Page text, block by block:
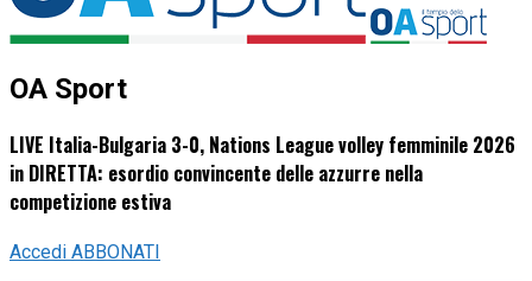
OA Sport
LIVE Italia-Bulgaria 3-0, Nations League volley femminile 2026
in DIRETTA: esordio convincente delle azzurre nella
competizione estiva
Accedi ABBONATI